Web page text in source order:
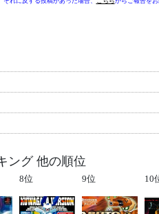
ング 他の順位
8位 9位 10